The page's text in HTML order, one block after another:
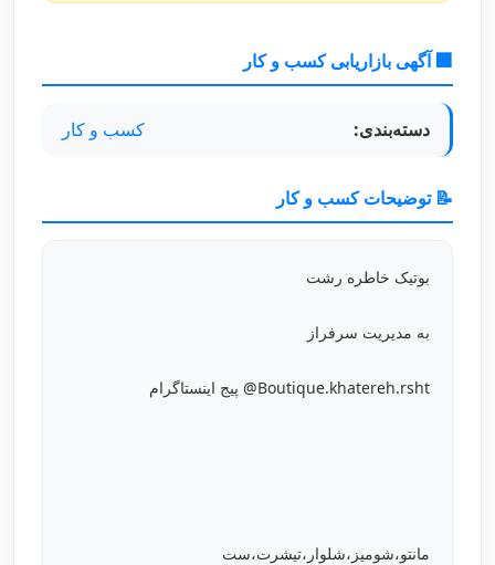
🏢 آگهی بازاریابی کسب و کار
دسته‌بندی: کسب و کار
📝 توضیحات کسب و کار
بوتیک خاطره رشت
به مدیریت سرفراز
Boutique.khatereh.rsht@ پیج اینستاگرام
مانتو،شومیز،شلوار،تیشرت،ست